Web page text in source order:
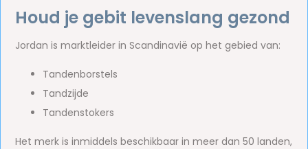
Houd je gebit levenslang gezond
Jordan is marktleider in Scandinavië op het gebied van:
Tandenborstels
Tandzijde
Tandenstokers
Het merk is inmiddels beschikbaar in meer dan 50 landen,